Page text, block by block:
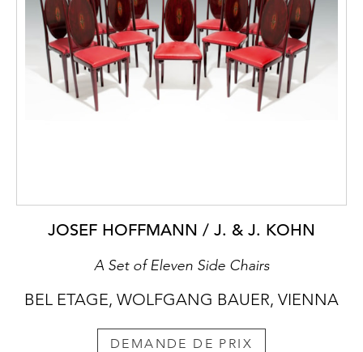
JOSEF HOFFMANN / J. & J. KOHN
A Set of Eleven Side Chairs
BEL ETAGE, WOLFGANG BAUER, VIENNA
DEMANDE DE PRIX